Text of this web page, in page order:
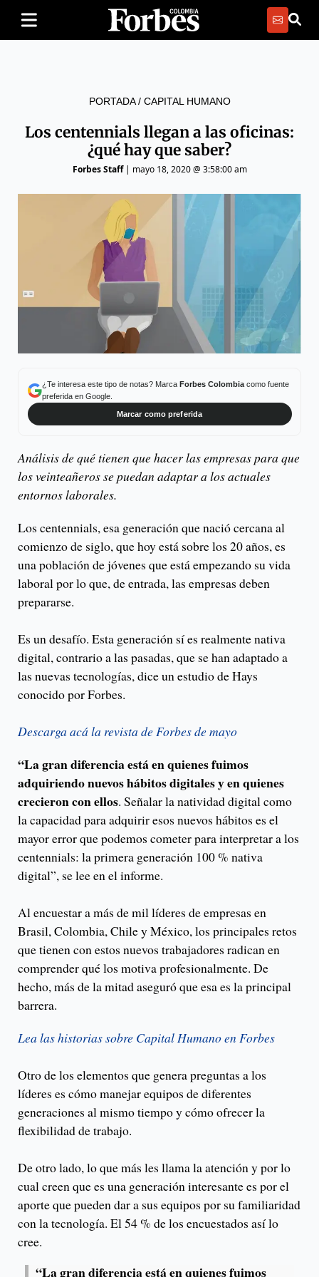
PORTADA/ CAPITAL HUMANO
Los centennials llegan a las oficinas:
¿qué hay que saber?
Forbes Staff| mayo 18, 2020 @ 3:58:00 am
¿Te interesa este tipo de notas? Marca Forbes Colombiacomo fuente
preferida en Google.
Marcar como preferida
Análisis de qué tienen que hacer las empresas para que
los veinteañeros se puedan adaptar a los actuales
entornos laborales.
Los centennials, esa generación que nació cercana al
comienzo de siglo, que hoy está sobre los 20 años, es
una población de jóvenes que está empezando su vida
laboral por lo que, de entrada, las empresas deben
prepararse.
Es un desafío. Esta generación sí es realmente nativa
digital, contrario a las pasadas, que se han adaptado a
las nuevas tecnologías, dice un estudio de Hays
conocido por Forbes.
Descarga acá la revista de Forbes de mayo
“La gran diferencia está en quienes fuimos
adquiriendo nuevos hábitos digitales y en quienes
crecieron con ellos. Señalar la natividad digital como
la capacidad para adquirir esos nuevos hábitos es el
mayor error que podemos cometer para interpretar a los
centennials: la primera generación 100 % nativa
digital”, se lee en el informe.
Al encuestar a más de mil líderes de empresas en
Brasil, Colombia, Chile y México, los principales retos
que tienen con estos nuevos trabajadores radican en
comprender qué los motiva profesionalmente. De
hecho, más de la mitad aseguró que esa es la principal
barrera.
Lea las historias sobre Capital Humano en Forbes
Otro de los elementos que genera preguntas a los
líderes es cómo manejar equipos de diferentes
generaciones al mismo tiempo y cómo ofrecer la
flexibilidad de trabajo.
De otro lado, lo que más les llama la atención y por lo
cual creen que es una generación interesante es por el
aporte que pueden dar a sus equipos por su familiaridad
con la tecnología. El 54 % de los encuestados así lo
cree.
“La gran diferencia está en quienes fuimos